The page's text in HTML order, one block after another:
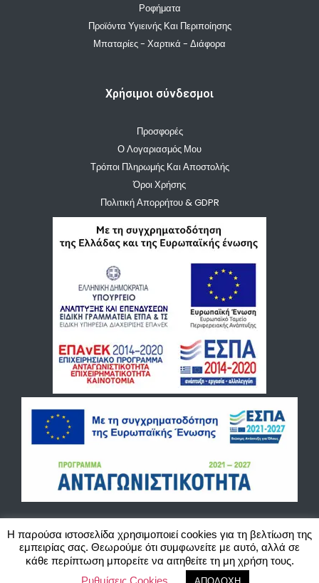
Ροφήματα
Προϊόντα Υγιεινής Και Περιποίησης
Μπαταρίες - Χαρτικά - Διάφορα
Χρήσιμοι σύνδεσμοι
Προσφορές
Ο Λογαριασμός Μου
Τρόποι Πληρωμής Και Αποστολής
Όροι Χρήσης
Πολιτική Απορρήτου & GDPR
©2020 Blackbird Cash and Carry O.E. Χονδρικό εμπόριο παιχνιδιών, ζαχαρωδών και
ειδών περιπτέρου. Website created by Actlogic.
Η παρούσα ιστοσελίδα χρησιμοποιεί cookies για τη βελτίωση της
εμπειρίας σας. Θεωρούμε ότι συμφωνείτε με αυτό, αλλά σε
κάθε περίπτωση μπορείτε να αιτηθείτε τη μη χρήση τους.
Ρυθμίσεις Cookies